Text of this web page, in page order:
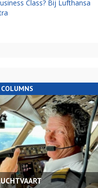
Class? Bij Lufthansa
COLUMNS